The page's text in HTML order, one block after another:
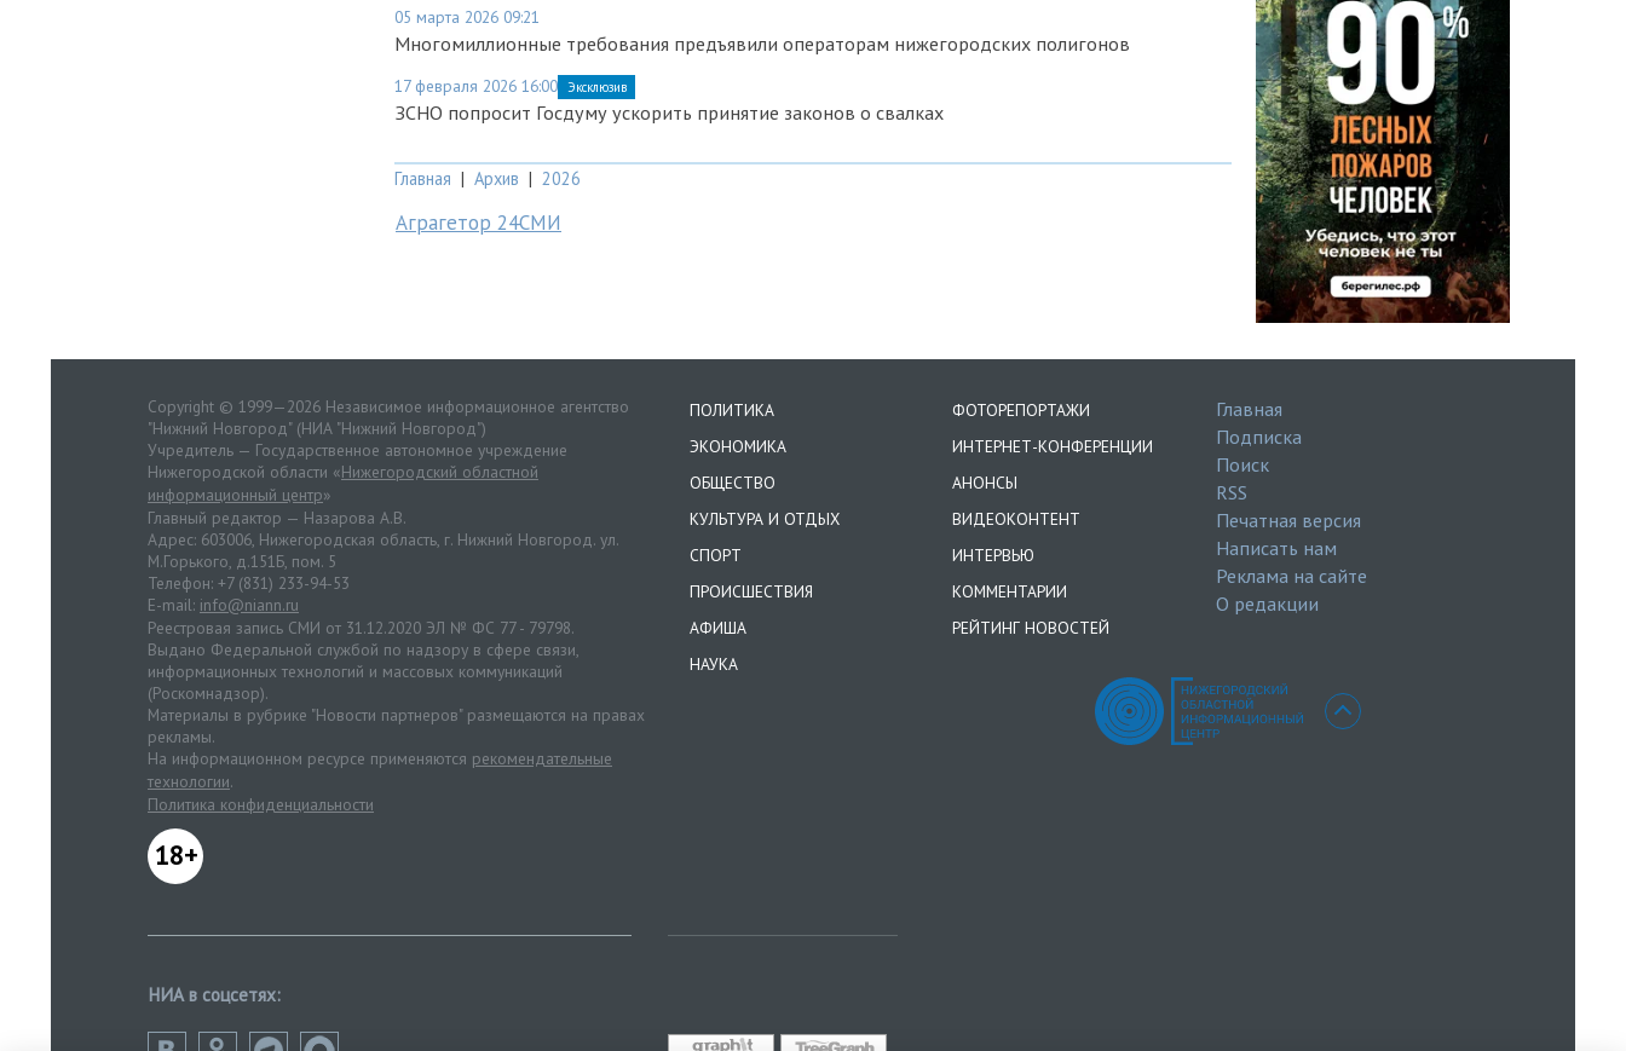
05 марта 2026 09:21
Многомиллионные требования предъявили операторам нижегородских полигонов
17 февраля 2026 16:00 Эксклюзив
ЗСНО попросит Госдуму ускорить принятие законов о свалках
Главная | Архив | 2026
Аграгетор 24СМИ
Copyright © 1999—2026 Независимое информационное агентство
"Нижний Новгород" (НИА "Нижний Новгород")
Учредитель — Государственное автономное учреждение
Нижегородской области «Нижегородский областной
информационный центр»
Главный редактор — Назарова А.В.
Адрес: 603006, Нижегородская область, г. Нижний Новгород. ул.
М.Горького, д.151Б, пом. 5
Телефон: +7 (831) 233-94-53
E-mail: info@niann.ru
Реестровая запись СМИ от 31.12.2020 ЭЛ № ФС 77 - 79798.
Выдано Федеральной службой по надзору в сфере связи,
информационных технологий и массовых коммуникаций
(Роскомнадзор).
Материалы в рубрике "Новости партнеров" размещаются на правах
рекламы.
На информационном ресурсе применяются рекомендательные
технологии.
Политика конфиденциальности
18+
ПОЛИТИКА
ЭКОНОМИКА
ОБЩЕСТВО
КУЛЬТУРА И ОТДЫХ
СПОРТ
ПРОИСШЕСТВИЯ
АФИША
НАУКА
ФОТОРЕПОРТАЖИ
ИНТЕРНЕТ-КОНФЕРЕНЦИИ
АНОНСЫ
ВИДЕОКОНТЕНТ
ИНТЕРВЬЮ
КОММЕНТАРИИ
РЕЙТИНГ НОВОСТЕЙ
Главная
Подписка
Поиск
RSS
Печатная версия
Написать нам
Реклама на сайте
О редакции
НИА в соцсетях: